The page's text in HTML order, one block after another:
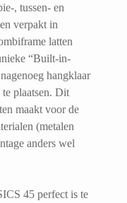
, tussen- en
verpakt in
latten
“Built-in-
hangklaar
plaatsen. Dit
maakt voor de
(metalen
anders wel
45 perfect is te